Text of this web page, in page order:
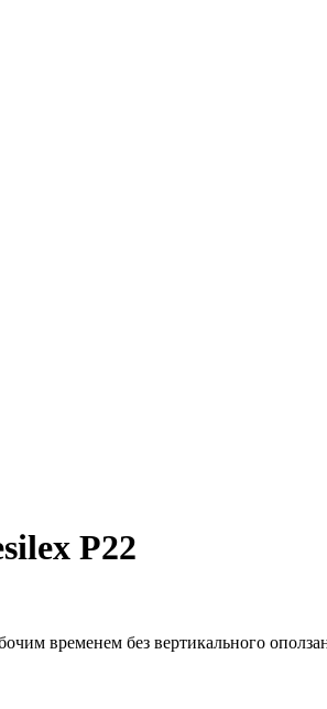
P22
временем без вертикального